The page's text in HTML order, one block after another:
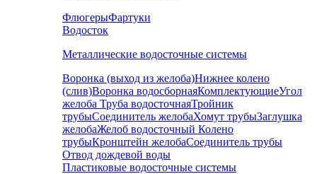
ФлюгерыФартуки
Водосток
Металлические водосточные системы
Воронка (выход из желоба)Нижнее колено
(слив)Воронка водосборнаяКомплектующиеУгол
желоба Труба водосточнаяТройник
трубыСоединитель желобаХомут трубыЗаглушка
желобаЖелоб водосточный Колено
трубыКронштейн желобаСоединитель трубы
Отвод дождевой воды
Пластиковые водосточные системы